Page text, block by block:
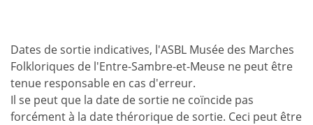
Dates de sortie indicatives, l'ASBL Musée des Marches
Folkloriques de l'Entre-Sambre-et-Meuse ne peut être
tenue responsable en cas d'erreur.
Il se peut que la date de sortie ne coïncide pas
forcément à la date thérorique de sortie. Ceci peut être